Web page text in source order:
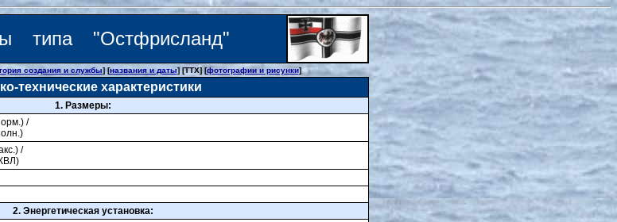
типа "Остфрисланд"
создания и службы] [названия и даты] [ТТХ] [фотографии и рисунки]
технические характеристики
1. Размеры:
/
/
2. Энергетическая установка: